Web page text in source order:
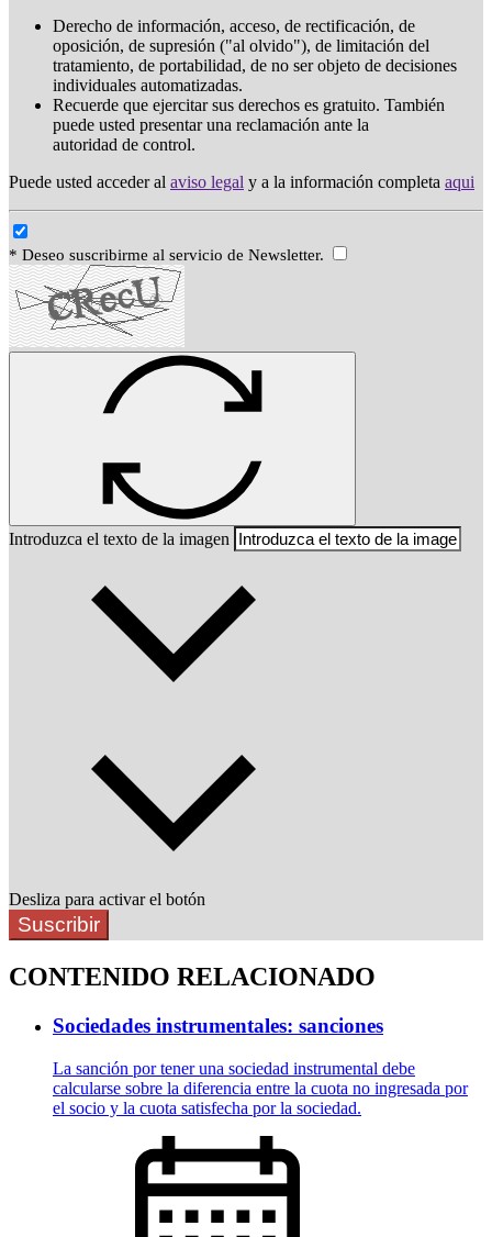
Derecho de información, acceso, de rectificación, de
oposición, de supresión ("al olvido"), de limitación del
tratamiento, de portabilidad, de no ser objeto de decisiones
individuales automatizadas.
Recuerde que ejercitar sus derechos es gratuito. También
puede usted presentar una reclamación ante la
autoridad de control.
Puede usted acceder al aviso legal y a la información completa aqui
* Deseo suscribirme al servicio de Newsletter.
Introduzca el texto de la imagen
Desliza para activar el botón
Suscribir
CONTENIDO RELACIONADO
Sociedades instrumentales: sanciones
La sanción por tener una sociedad instrumental debe
calcularse sobre la diferencia entre la cuota no ingresada por
el socio y la cuota satisfecha por la sociedad.